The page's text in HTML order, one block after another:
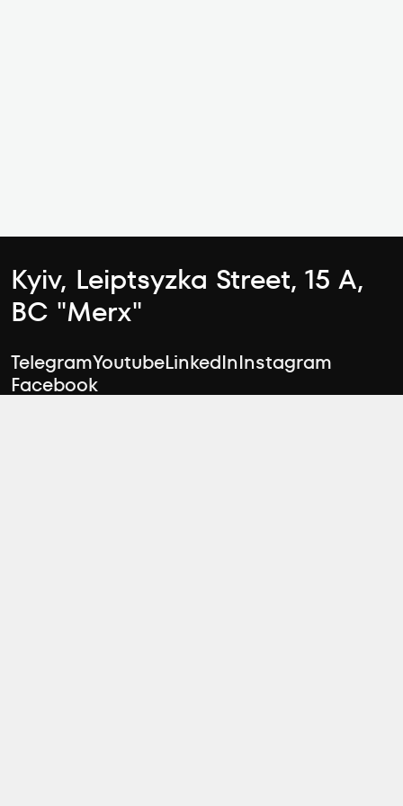
Kyiv, Leiptsyzka Street, 15 А,
BC "Merx"
TelegramYoutubeLinkedInInstagram
Facebook